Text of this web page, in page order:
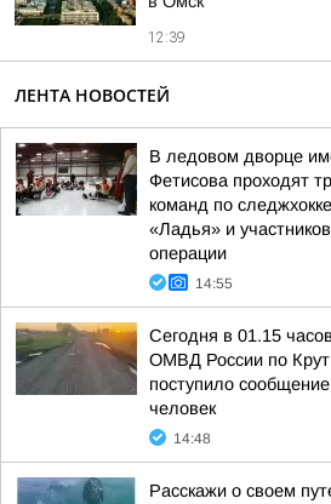
12:39
ЛЕНТА НОВОСТЕЙ
В ледовом дворце
Фетисова проходят
команд по
«Ладья» и
операции
14:55
Сегодня в 01.15
ОМВД России по
поступило
человек
14:48
Расскажи о своем